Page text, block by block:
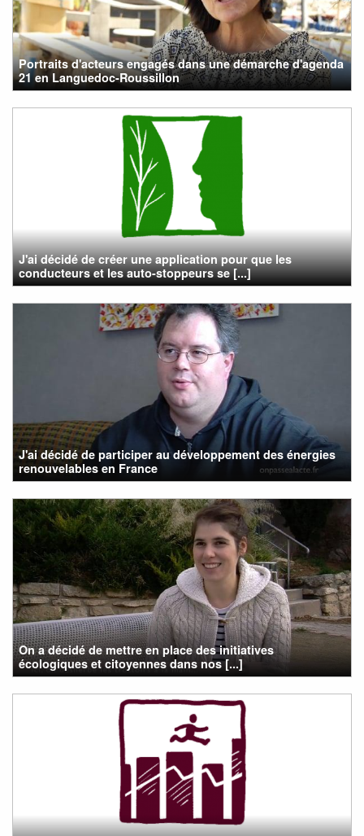
Portraits d'acteurs engagés dans une démarche d'agenda
21 en Languedoc-Roussillon
J'ai décidé de créer une application pour que les
conducteurs et les auto-stoppeurs se [...]
J'ai décidé de participer au développement des énergies
renouvelables en France
On a décidé de mettre en place des initiatives
écologiques et citoyennes dans nos [...]